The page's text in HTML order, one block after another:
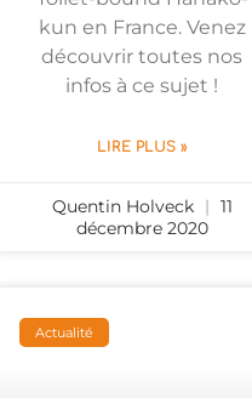
kun en France. Venez
découvrir toutes nos
infos à ce sujet !
LIRE PLUS »
Quentin Holveck
11
décembre 2020
Actualité